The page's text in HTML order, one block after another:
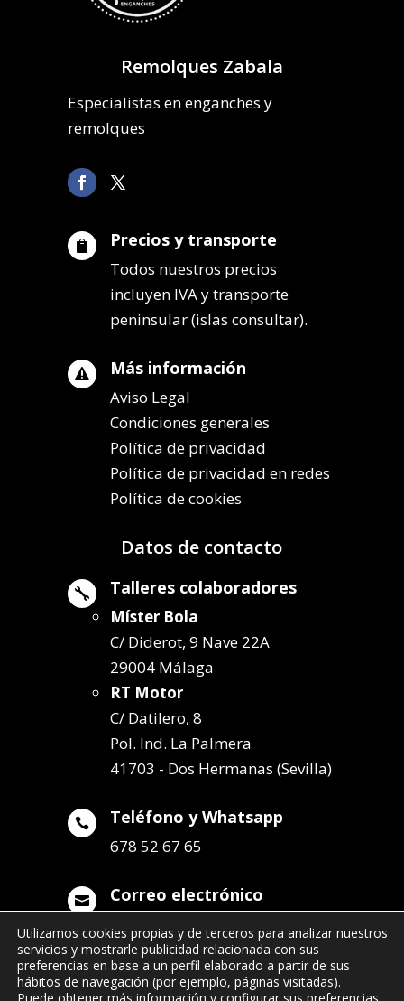
Remolques Zabala
Especialistas en enganches y
remolques
 Precios y transporte
Todos nuestros precios
incluyen IVA y transporte
peninsular (islas consultar).
 Más información
Aviso Legal
Condiciones generales
Política de privacidad
Política de privacidad en redes
Política de cookies
Datos de contacto
 Talleres colaboradores
Míster Bola
C/ Diderot, 9 Nave 22A
29004 Málaga
RT Motor
C/ Datilero, 8
Pol. Ind. La Palmera
41703 - Dos Hermanas (Sevilla)
 Teléfono y Whatsapp
678 52 67 65
 Correo electrónico
info@remolqueszabala.com
Utilizamos cookies propias y de terceros para analizar nuestros
servicios y mostrarle publicidad relacionada con sus
preferencias en base a un perfil elaborado a partir de sus
hábitos de navegación (por ejemplo, páginas visitadas).